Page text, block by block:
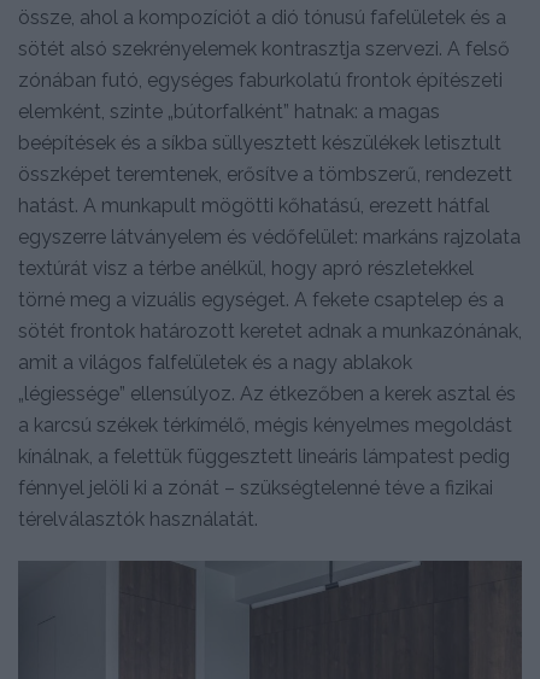
össze, ahol a kompozíciót a dió tónusú fafelületek és a
sötét alsó szekrényelemek kontrasztja szervezi. A felső
zónában futó, egységes faburkolatú frontok építészeti
elemként, szinte „bútorfalként” hatnak: a magas
beépítések és a síkba süllyesztett készülékek letisztult
összképet teremtenek, erősítve a tömbszerű, rendezett
hatást. A munkapult mögötti kőhatású, erezett hátfal
egyszerre látványelem és védőfelület: markáns rajzolata
textúrát visz a térbe anélkül, hogy apró részletekkel
törné meg a vizuális egységet. A fekete csaptelep és a
sötét frontok határozott keretet adnak a munkazónának,
amit a világos falfelületek és a nagy ablakok
„légiessége” ellensúlyoz. Az étkezőben a kerek asztal és
a karcsú székek térkímélő, mégis kényelmes megoldást
kínálnak, a felettük függesztett lineáris lámpatest pedig
fénnyel jelöli ki a zónát – szükségtelenné téve a fizikai
térelválasztók használatát.